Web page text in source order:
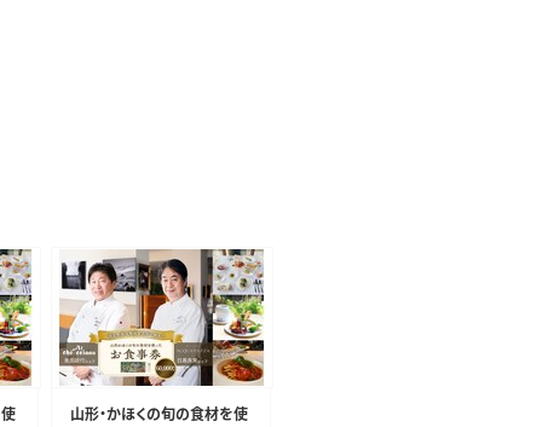
山形・かほくの旬の食材を使